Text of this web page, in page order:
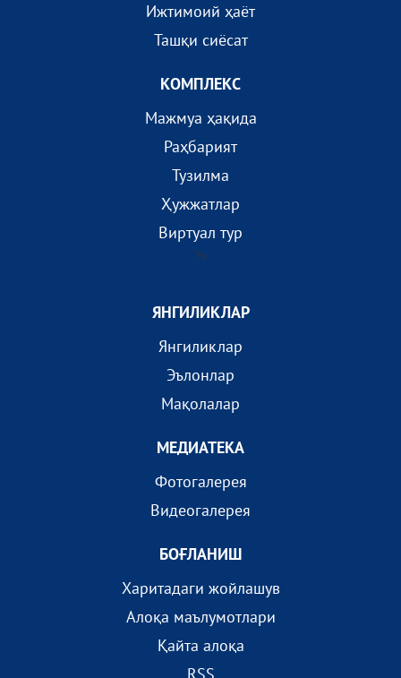
Ижтимоий ҳаёт
Ташқи сиёсат
КОМПЛEКС
Мажмуа ҳақида
Раҳбарият
Тузилма
Ҳужжатлар
Виртуал тур
?>
ЯНГИЛИКЛАР
Янгиликлар
Эълонлар
Мақолалар
МEДИАТEКА
Фотогалерея
Видеогалерея
БОҒЛАНИШ
Харитадаги жойлашув
Алоқа маълумотлари
Қайта алоқа